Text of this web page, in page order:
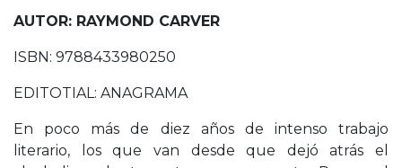
AUTOR: RAYMOND CARVER
ISBN: 9788433980250
EDITOTIAL: ANAGRAMA
En poco más de diez años de intenso trabajo
literario, los que van desde que dejó atrás el